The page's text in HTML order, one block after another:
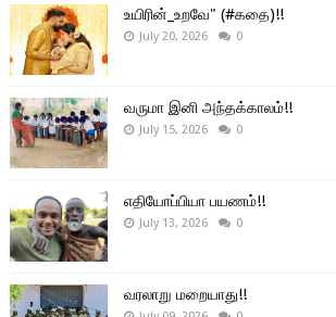
உயிரின்_உறவே" (#கதை)!!
July 20, 2026 0
வருமா இனி அந்தக்காலம்!!
July 15, 2026 0
எதியோப்பியா பயணம்!!
July 13, 2026 0
வரலாறு மறையாது!!